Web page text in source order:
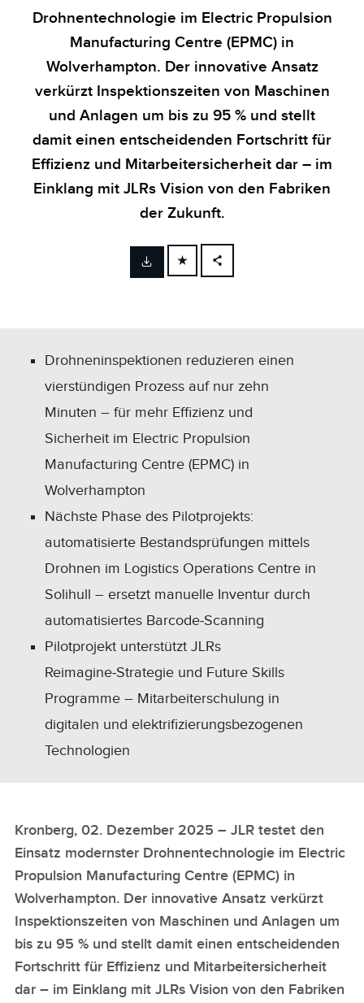
Drohnentechnologie im Electric Propulsion
Manufacturing Centre (EPMC) in
Wolverhampton. Der innovative Ansatz
verkürzt Inspektionszeiten von Maschinen
und Anlagen um bis zu 95 % und stellt
damit einen entscheidenden Fortschritt für
Effizienz und Mitarbeitersicherheit dar – im
Einklang mit JLRs Vision von den Fabriken
der Zukunft.
FACEBOOK
SHARE
Drohneninspektionen reduzieren einen
vierstündigen Prozess auf nur zehn
Minuten – für mehr Effizienz und
Sicherheit im Electric Propulsion
Manufacturing Centre (EPMC) in
Wolverhampton
Nächste Phase des Pilotprojekts:
automatisierte Bestandsprüfungen mittels
Drohnen im Logistics Operations Centre in
Solihull – ersetzt manuelle Inventur durch
automatisiertes Barcode‑Scanning
Pilotprojekt unterstützt JLRs
Reimagine‑Strategie und Future Skills
Programme – Mitarbeiterschulung in
digitalen und elektrifizierungsbezogenen
Technologien
Kronberg, 02. Dezember 2025 – JLR testet den
Einsatz modernster Drohnentechnologie im Electric
Propulsion Manufacturing Centre (EPMC) in
Wolverhampton. Der innovative Ansatz verkürzt
Inspektionszeiten von Maschinen und Anlagen um
bis zu 95 % und stellt damit einen entscheidenden
Fortschritt für Effizienz und Mitarbeitersicherheit
dar – im Einklang mit JLRs Vision von den Fabriken